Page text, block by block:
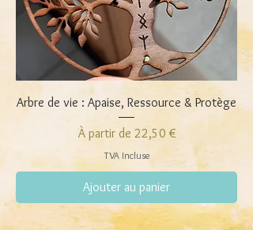
Arbre de vie : Apaise, Ressource & Protège
À partir de 22,50 €
Prix promotionnel
TVA Incluse
Ajouter au panier